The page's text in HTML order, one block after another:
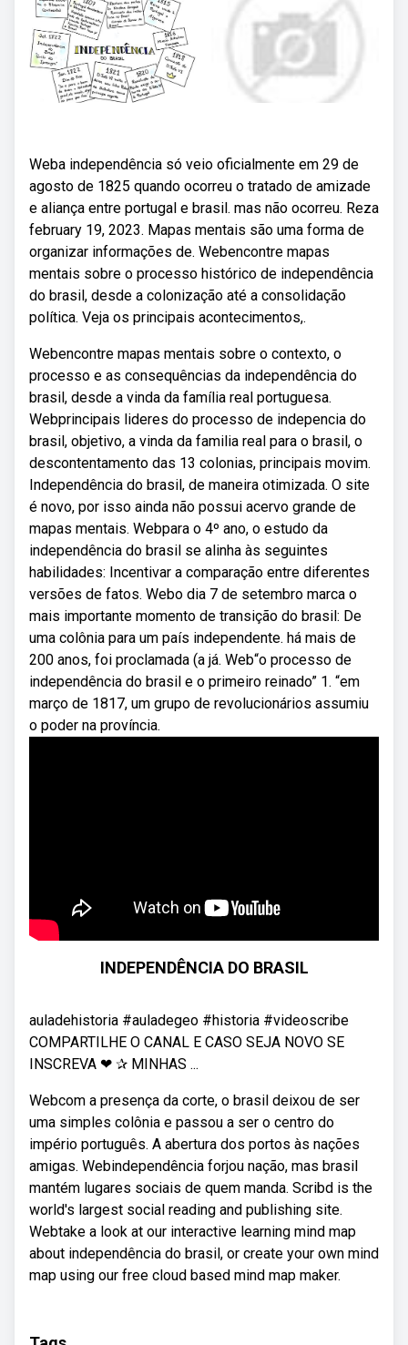
Weba independência só veio oficialmente em 29 de
agosto de 1825 quando ocorreu o tratado de amizade
e aliança entre portugal e brasil. mas não ocorreu. Reza
february 19, 2023. Mapas mentais são uma forma de
organizar informações de. Webencontre mapas
mentais sobre o processo histórico de independência
do brasil, desde a colonização até a consolidação
política. Veja os principais acontecimentos,.
Webencontre mapas mentais sobre o contexto, o
processo e as consequências da independência do
brasil, desde a vinda da família real portuguesa.
Webprincipais lideres do processo de indepencia do
brasil, objetivo, a vinda da familia real para o brasil, o
descontentamento das 13 colonias, principais movim.
Independência do brasil, de maneira otimizada. O site
é novo, por isso ainda não possui acervo grande de
mapas mentais. Webpara o 4º ano, o estudo da
independência do brasil se alinha às seguintes
habilidades: Incentivar a comparação entre diferentes
versões de fatos. Webo dia 7 de setembro marca o
mais importante momento de transição do brasil: De
uma colônia para um país independente. há mais de
200 anos, foi proclamada (a já. Web“o processo de
independência do brasil e o primeiro reinado” 1. “em
março de 1817, um grupo de revolucionários assumiu
o poder na província.
INDEPENDÊNCIA DO BRASIL
auladehistoria #auladegeo #historia #videoscribe
COMPARTILHE O CANAL E CASO SEJA NOVO SE
INSCREVA ❤ ✰ MINHAS ...
Webcom a presença da corte, o brasil deixou de ser
uma simples colônia e passou a ser o centro do
império português. A abertura dos portos às nações
amigas. Webindependência forjou nação, mas brasil
mantém lugares sociais de quem manda. Scribd is the
world's largest social reading and publishing site.
Webtake a look at our interactive learning mind map
about independência do brasil, or create your own mind
map using our free cloud based mind map maker.